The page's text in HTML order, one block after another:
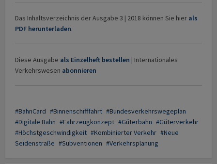
Das Inhaltsverzeichnis der Ausgabe 3 | 2018 können Sie hier als
PDF herunterladen.
Diese Ausgabe als Einzelheft bestellen | Internationales
Verkehrswesen abonnieren
BahnCard Binnenschifffahrt
Bundesverkehrswegeplan
Digitale Bahn
Fahrzeugkonzept Güterbahn
Güterverkehr
Höchstgeschwindigkeit
Kombinierter Verkehr
Neue
Seidenstraße
Subventionen Verkehrsplanung